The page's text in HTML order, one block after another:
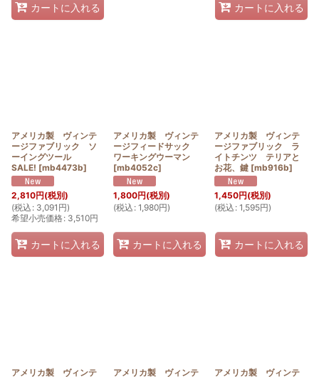
カートに入れる カートに入れる
アメリカ製 ヴィンテ
ージファブリック ソ
ーイングツール
SALE! [mb4473b]
2,810円(税別)
(税込 : 3,091 円)
希望小売価格: 3,510円
カートに入れる
アメリカ製 ヴィンテ
ージフィードサック
ワーキングウーマン
[mb4052c]
1,800円(税別)
(税込 : 1,980円)
カートに入れる
アメリカ製 ヴィンテ
ージファブリック ラ
イトチンツ テリアと
お花、鍵 [mb916b]
1,450円(税別)
(税込 : 1,595円)
カートに入れる
アメリカ製 ヴィンテ アメリカ製 ヴィンテ アメリカ製 ヴィンテ